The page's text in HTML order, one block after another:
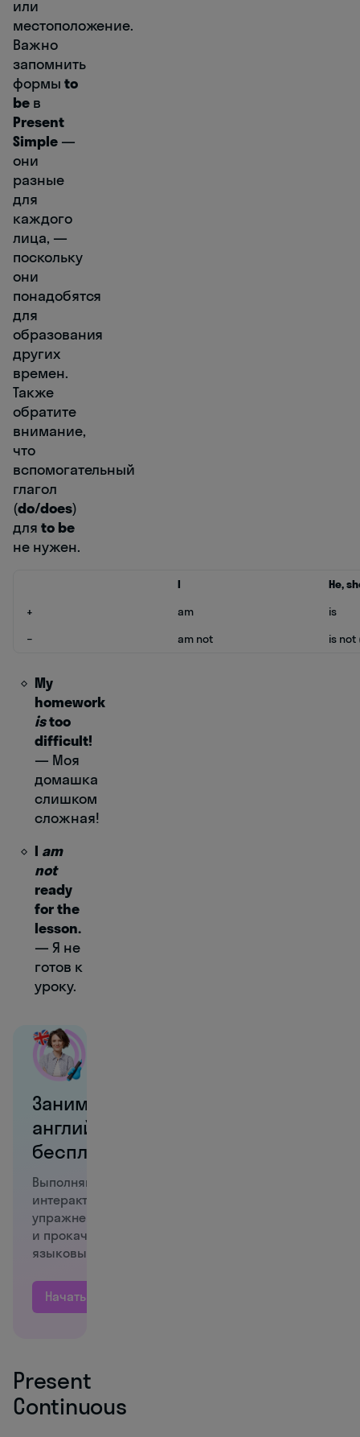
или
местоположение.
Важно
запомнить
формы to
beв
Present
Simple—
они
разные
для
каждого
лица, —
поскольку
они
понадобятся
для
образования
других
времен.
Также
обратите
внимание,
что
вспомогательный
глагол
(do/does)
для to be
не нужен.
I
He,
+
am
is
−
am not is not
My
homework
istoo
difficult!
— Моя
домашка
слишком
сложная!
I am
not
ready
for the
lesson.
— Я не
готов к
уроку.
Занимайтесь
английским
бесплатно!
Выполняйте
интерактивные
упражнения
и прокачивайте
языковые навыки
Начать учиться
Present
Continuous